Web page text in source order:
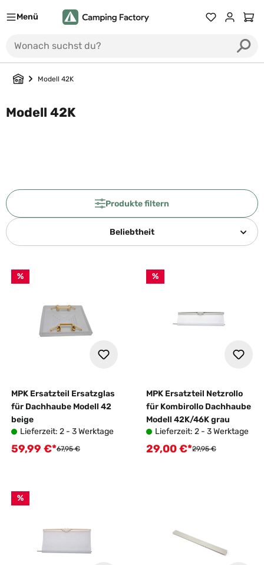
Menü Du hast 0
Modell 42K
Modell 42K
Produkte filtern
Beliebtheit
%
MPK Ersatzteil Ersatzglas
für Dachhaube Modell 42
beige
Lieferzeit: 2 - 3 Werktage
Verkaufspreis:
59,99 €*Regulärer Preis:
67,95 €
%
MPK Ersatzteil Netzrollo
für Kombirollo Dachhaube
Modell 42K/46K grau
Lieferzeit: 2 - 3 Werktage
Verkaufspreis:
29,00 €*Regulärer Preis:
29,95 €
%